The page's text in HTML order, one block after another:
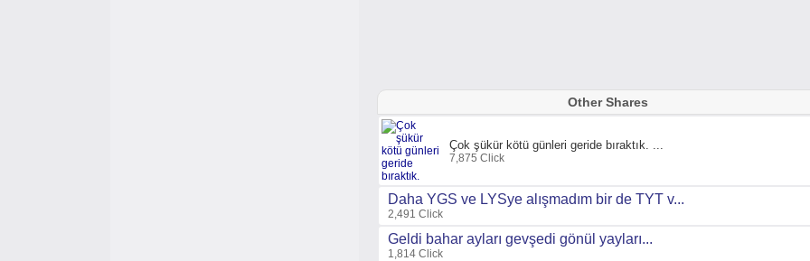
Other Shares
Çok şükür kötü günleri geride bıraktık. ...
7,875 Click
Daha YGS ve LYSye alışmadım bir de TYT v...
2,491 Click
Geldi bahar ayları gevşedi gönül yayları...
1,814 Click